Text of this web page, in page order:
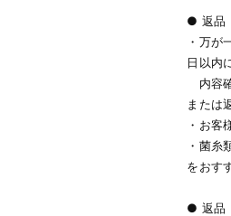
● 返品
・万が
日以内
内容
または
・お客
・菌糸
をおす
● 返品